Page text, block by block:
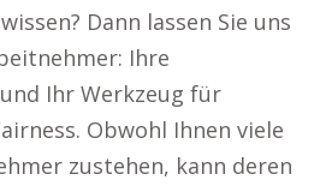
Dann lassen Sie uns
Ihre
Ihr Werkzeug für
Obwohl Ihnen viele
zustehen, kann deren